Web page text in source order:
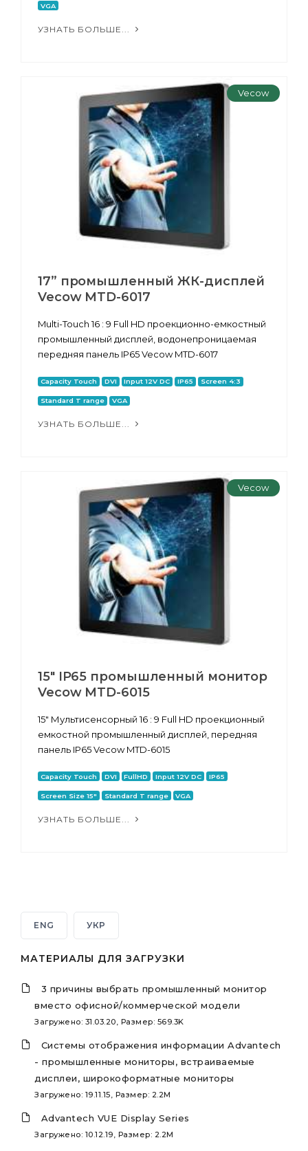
VGA
УЗНАТЬ БОЛЬШЕ...
Vecow
17” промышленный ЖК-дисплей
Vecow MTD-6017
Multi-Touch 16 : 9 Full HD проекционно-емкостный
промышленный дисплей, водонепроницаемая
передняя панель IP65 Vecow MTD-6017
Capacity Touch DVI Input 12V DC IP65 Screen 4:3
Standard T range VGA
УЗНАТЬ БОЛЬШЕ...
Vecow
15" IP65 промышленный монитор
Vecow MTD-6015
15" Мультисенсорный 16 : 9 Full HD проекционный
емкостной промышленный дисплей, передняя
панель IP65 Vecow MTD-6015
Capacity Touch DVI FullHD Input 12V DC IP65
Screen Size 15" Standard T range VGA
УЗНАТЬ БОЛЬШЕ...
ENG УКР
МАТЕРИАЛЫ ДЛЯ ЗАГРУЗКИ
3 причины выбрать промышленный монитор
вместо офисной/коммерческой модели
Загружено: 31.03.20, Размер: 569.3K
Системы отображения информации Advantech
- промышленные мониторы, встраиваемые
дисплеи, широкоформатные мониторы
Загружено: 19.11.15, Размер: 2.2M
Advantech VUE Display Series
Загружено: 10.12.19, Размер: 2.2M